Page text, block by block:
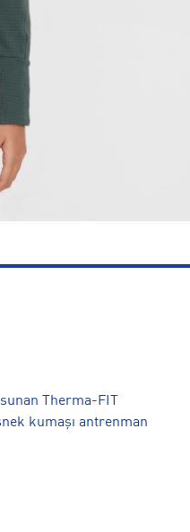
Therma-FIT
kumaşı antrenman